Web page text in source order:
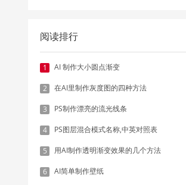
阅读排行
1 AI 制作大小圆点渐变
2 在AI里制作灰度图的四种方法
3 PS制作漂亮的流光线条
4 PS图层混合模式名称,中英对照表
5 用AI制作透明渐变效果的几个方法
6 AI简单制作壁纸